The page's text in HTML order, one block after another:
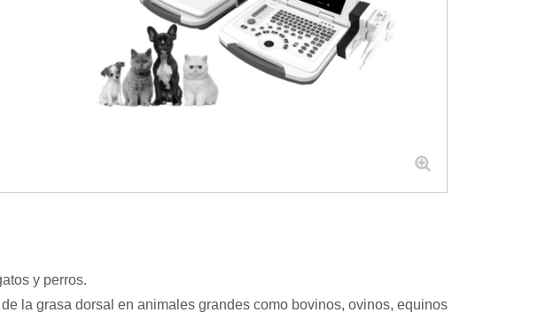
y perros.
la grasa dorsal en animales grandes como bovinos, ovinos, equinos